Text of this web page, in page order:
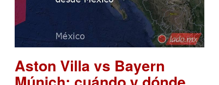
Aston Villa vs Bayern